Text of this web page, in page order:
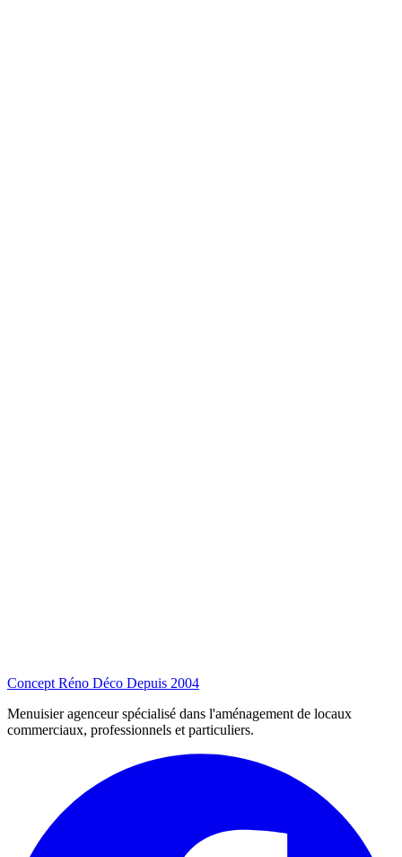
Concept Réno Déco Depuis 2004
Menuisier agenceur spécialisé dans l'aménagement de locaux
commerciaux, professionnels et particuliers.